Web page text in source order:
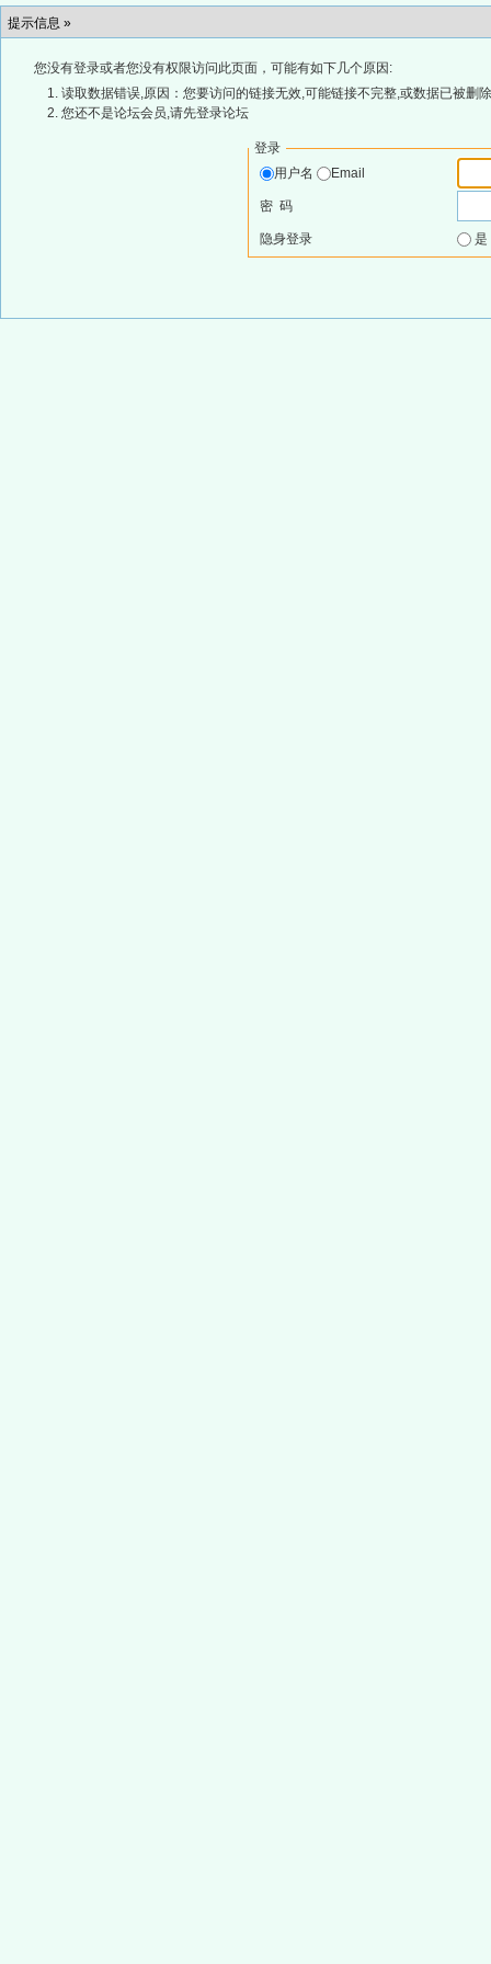
提示信息 »
您没有登录或者您没有权限访问此页面，可能有如下几个原因:
读取数据错误,原因：您要访问的链接无效,可能链接不完整,或数据已被删
您还不是论坛会员,请先登录论坛
登录
用户名
Email
密 码
隐身登录